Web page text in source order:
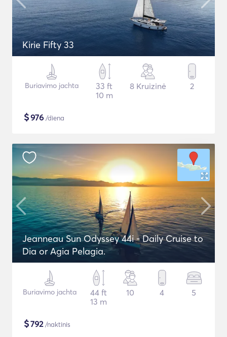
Kirie Fifty 33
Buriavimo jachta
33 ft
10 m
8 Kruizinė 2
$976 /diena
Jeanneau Sun Odyssey 44i - Daily Cruise to
Dia or Agia Pelagia.
Buriavimo jachta
44 ft
13 m
10 4 5
$792/naktinis